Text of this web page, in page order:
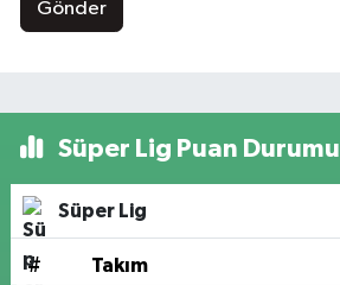
Gönder
Süper Lig Puan Durumu
Süper Lig
# Takım